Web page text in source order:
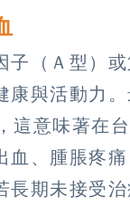
（Ａ型）
與活動力
這意味著在
、腫脹疼
期未接受